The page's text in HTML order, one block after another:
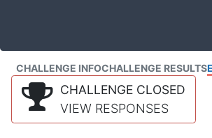
CHALLENGE INFOCHALLENGE RESULTS
CHALLENGE CLOSED
VIEW RESPONSES